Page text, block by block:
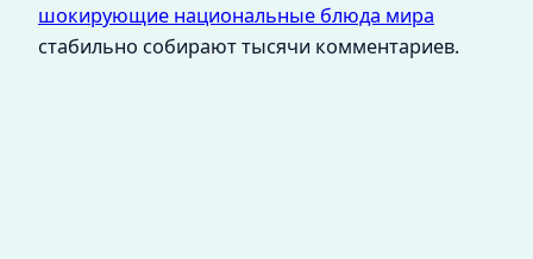
шокирующие национальные блюда мира
стабильно собирают тысячи комментариев.